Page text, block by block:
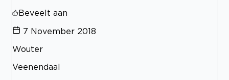
Beveelt aan
7 November 2018
Wouter
Veenendaal